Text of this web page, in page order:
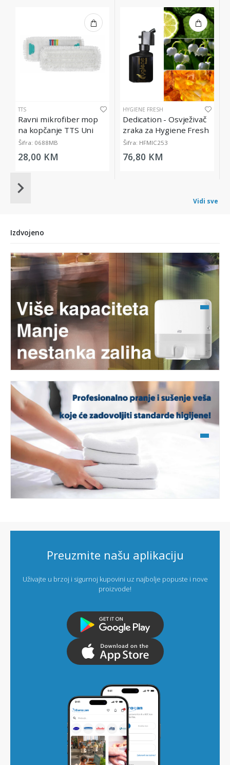
TTS
Ravni mikrofiber mop
na kopčanje TTS Uni
System
Šifra: 0688MB
28,00 KM
HYGIENE FRESH
Dedication - Osvježivač
zraka za Hygiene Fresh
Micro Diffuser, 200 ml
Šifra: HFMIC253
76,80 KM
Item
Vidi sve
Izdvojeno
Preuzmite našu aplikaciju
Uživajte u brzoj i sigurnoj kupovini uz najbolje popuste i nove
proizvode!